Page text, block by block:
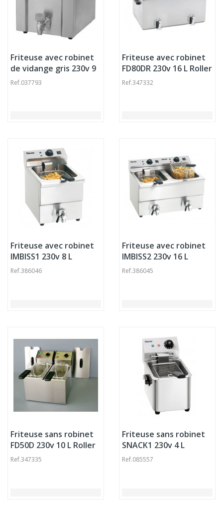
Friteuse avec robinet
de vidange gris 230v 9
L
Ref.037793
Friteuse avec robinet
FD80DR 230v 16 L Roller
Grill
Ref.347332
Friteuse avec robinet
IMBISS1 230v 8 L
Bartscher
Ref.386046
Friteuse avec robinet
IMBISS2 230v 16 L
Bartscher
Ref.386045
Friteuse sans robinet
FD50D 230v 10 L Roller
Grill
Ref.347335
Friteuse sans robinet
SNACK1 230v 4 L
Bartscher
Ref.085557